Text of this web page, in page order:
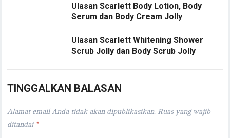
Ulasan Scarlett Body Lotion, Body
Serum dan Body Cream Jolly
Ulasan Scarlett Whitening Shower
Scrub Jolly dan Body Scrub Jolly
TINGGALKAN BALASAN
Alamat email Anda tidak akan dipublikasikan. Ruas yang wajib
ditandai *